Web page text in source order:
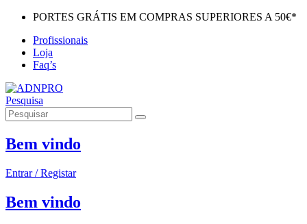
PORTES GRÁTIS EM COMPRAS SUPERIORES A 50€*
Profissionais
Loja
Faq’s
Pesquisa
Bem vindo
Entrar / Registar
Bem vindo